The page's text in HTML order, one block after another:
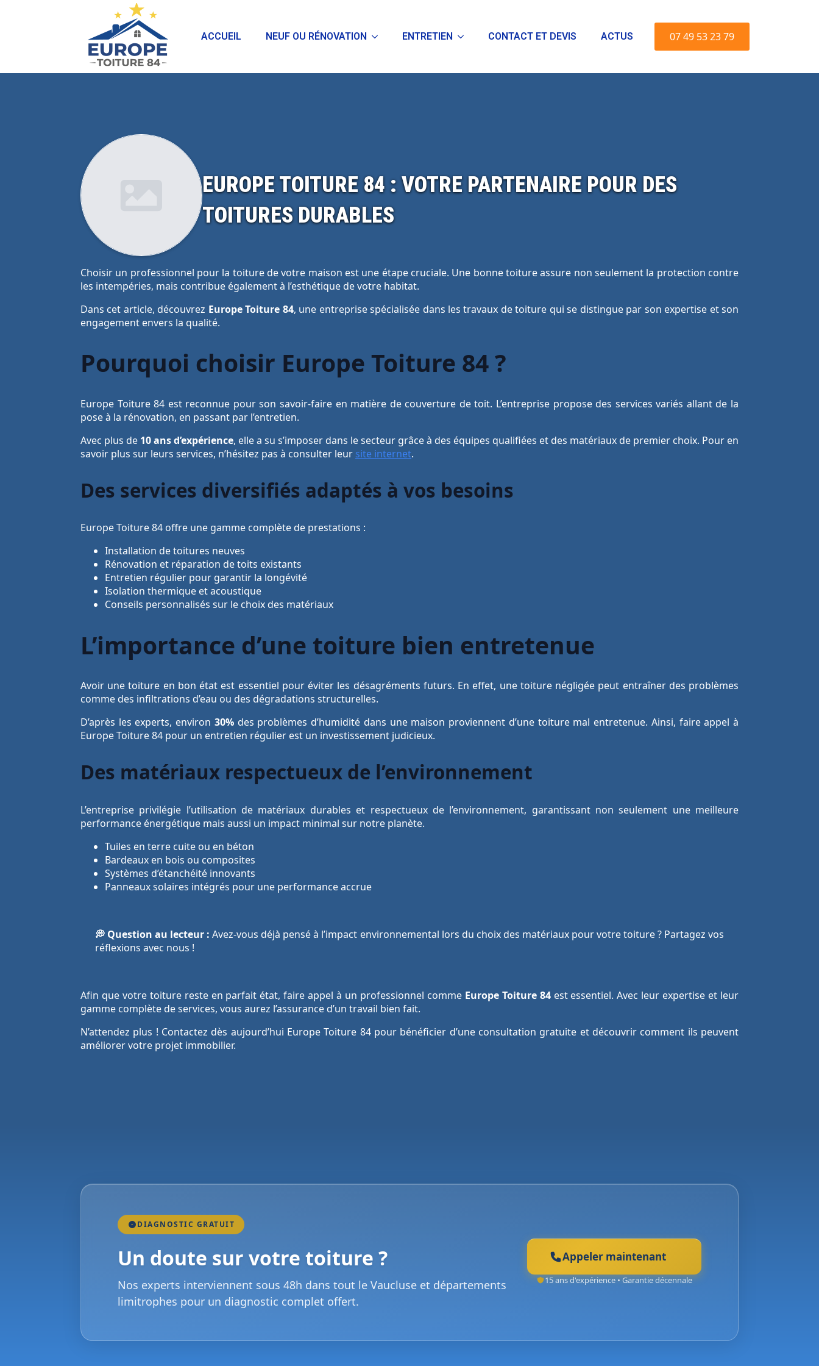
ACCUEIL NEUF OU RÉNOVATION ENTRETIEN CONTACT ET DEVIS ACTUS 07 49 53 23 79
EUROPE TOITURE 84 : VOTRE PARTENAIRE POUR DES
TOITURES DURABLES
Choisir un professionnel pour la toiture de votre maison est une étape cruciale. Une bonne toiture assure non seulement la protection contre
les intempéries, mais contribue également à l’esthétique de votre habitat.
Dans cet article, découvrez Europe Toiture 84, une entreprise spécialisée dans les travaux de toiture qui se distingue par son expertise et son
engagement envers la qualité.
Pourquoi choisir Europe Toiture 84 ?
Europe Toiture 84 est reconnue pour son savoir-faire en matière de couverture de toit. L’entreprise propose des services variés allant de la
pose à la rénovation, en passant par l’entretien.
Avec plus de 10 ans d’expérience, elle a su s’imposer dans le secteur grâce à des équipes qualifiées et des matériaux de premier choix. Pour en
savoir plus sur leurs services, n’hésitez pas à consulter leur site internet.
Des services diversifiés adaptés à vos besoins
Europe Toiture 84 offre une gamme complète de prestations :
Installation de toitures neuves
Rénovation et réparation de toits existants
Entretien régulier pour garantir la longévité
Isolation thermique et acoustique
Conseils personnalisés sur le choix des matériaux
L’importance d’une toiture bien entretenue
Avoir une toiture en bon état est essentiel pour éviter les désagréments futurs. En effet, une toiture négligée peut entraîner des problèmes
comme des infiltrations d’eau ou des dégradations structurelles.
D’après les experts, environ 30%des problèmes d’humidité dans une maison proviennent d’une toiture mal entretenue. Ainsi, faire appel à
Europe Toiture 84 pour un entretien régulier est un investissement judicieux.
Des matériaux respectueux de l’environnement
L’entreprise privilégie l’utilisation de matériaux durables et respectueux de l’environnement, garantissant non seulement une meilleure
performance énergétique mais aussi un impact minimal sur notre planète.
Tuiles en terre cuite ou en béton
Bardeaux en bois ou composites
Systèmes d’étanchéité innovants
Panneaux solaires intégrés pour une performance accrue
💭 Question au lecteur : Avez-vous déjà pensé à l’impact environnemental lors du choix des matériaux pour votre toiture ? Partagez vos
réflexions avec nous !
Afin que votre toiture reste en parfait état, faire appel à un professionnel comme Europe Toiture 84est essentiel. Avec leur expertise et leur
gamme complète de services, vous aurez l’assurance d’un travail bien fait.
N’attendez plus ! Contactez dès aujourd’hui Europe Toiture 84 pour bénéficier d’une consultation gratuite et découvrir comment ils peuvent
améliorer votre projet immobilier.
DIAGNOSTIC GRATUIT
Un doute sur votre toiture ?
Nos experts interviennent sous 48h dans tout le Vaucluse et départements
limitrophes pour un diagnostic complet offert.
Appeler maintenant
15 ans d'expérience • Garantie décennale